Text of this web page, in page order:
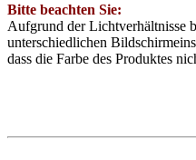
Bitte beachten Sie:
Aufgrund der Lichtverhältnisse
unterschiedlichen
dass die Farbe des Produktes